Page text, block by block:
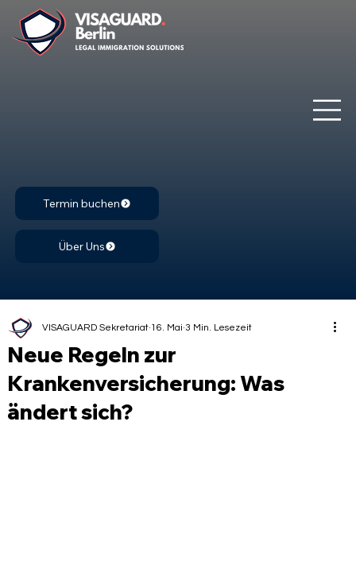
Termin buchen
Über Uns
Neue Regeln zur
Krankenversicherung: Was
ändert sich?
VISAGUARD Sekretariat 16. Mai 3 Min. Lesezeit